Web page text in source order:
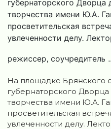
губернаторского
творчества имени Ю.А.
просветительская
увлеченности делу.
режиссер, соучредитель
На площадке Брянского
губернаторского
творчества имени Ю.А.
просветительская
увлеченности делу.